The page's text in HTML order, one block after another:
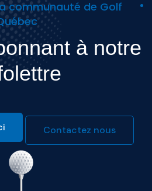
communauté de Golf
à notre
Contactez nous